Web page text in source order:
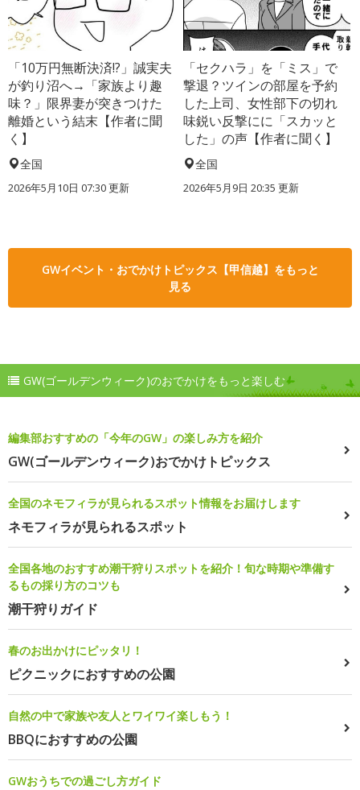
「10万円無断決済!?」誠実夫
が釣り沼へ→「家族より趣
味？」限界妻が突きつけた
離婚という結末【作者に聞
く】
全国
2026年5月10日 07:30 更新
「セクハラ」を「ミス」で
撃退？ツインの部屋を予約
した上司、女性部下の切れ
味鋭い反撃にに「スカッと
した」の声【作者に聞く】
全国
2026年5月9日 20:35 更新
GWイベント・おでかけトピックス【甲信越】をもっと
見る
GW(ゴールデンウィーク)のおでかけをもっと楽しむ
編集部おすすめの「今年のGW」の楽しみ方を紹介
GW(ゴールデンウィーク)おでかけトピックス
全国のネモフィラが見られるスポット情報をお届けします
ネモフィラが見られるスポット
全国各地のおすすめ潮干狩りスポットを紹介！旬な時期や準備す
るもの採り方のコツも
潮干狩りガイド
春のお出かけにピッタリ！
ピクニックにおすすめの公園
自然の中で家族や友人とワイワイ楽しもう！
BBQにおすすめの公園
GWおうちでの過ごし方ガイド